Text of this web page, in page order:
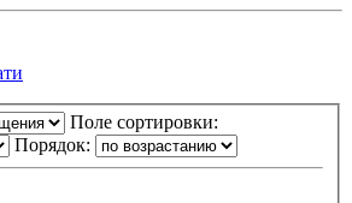
Поле сортировки:
Порядок: